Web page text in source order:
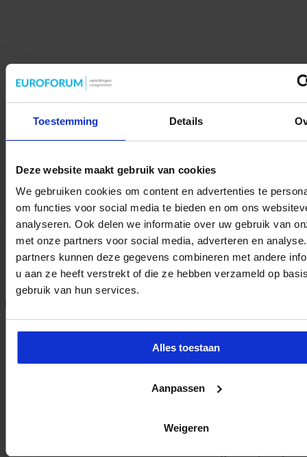
Toestemming Details
Deze website maakt gebruik van cookies
We gebruiken cookies om content en advertenties te
om functies voor social media te bieden en om ons
analyseren. Ook delen we informatie over uw gebruik van
met onze partners voor social media, adverteren en
partners kunnen deze gegevens combineren met andere
u aan ze heeft verstrekt of die ze hebben verzameld op
gebruik van hun services.
Alles toestaan
Aanpassen
Weigeren
Home
Klimaat & Energie
Finance & Control
Marketing en Communicatie
Vastgoed
Nieuwsbrief
Home»Finance en Control»Tips om de klantbeleving in uw
Tips om de klantbeleving in uw
organisatie te verbeteren – deel 1